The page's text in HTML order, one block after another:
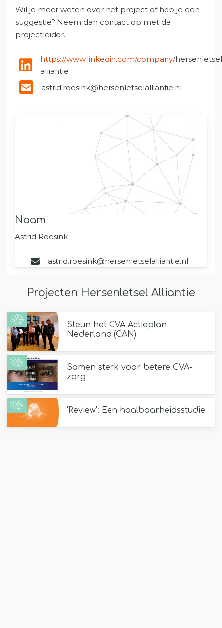
Wil je meer weten over het project of heb je een
suggestie? Neem dan contact op met de
projectleider.
https://www.linkedin.com/company/
alliantie
astrid.roesink@hersenletselalliantie.nl
Naam
Astrid Roesink
astrid.roesink@hersenletselalliantie.nl
Projecten Hersenletsel Alliantie
Steun het CVA Actieplan
Nederland (CAN)
Samen sterk voor betere CVA-
zorg
'Review': Een haalbaarheidsstudie